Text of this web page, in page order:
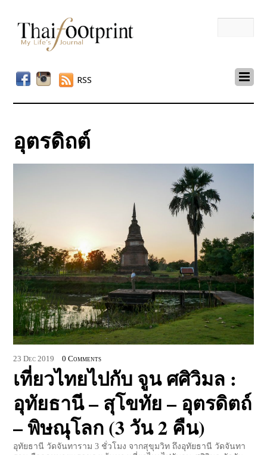
RSS
อุตรดิถต์
23 Dec 2019 0 Comments
เที่ยวไทยไปกับ จูน ศศิวิมล :
อุทัยธานี – สุโขทัย – อุตรดิตถ์
– พิษณุโลก (3 วัน 2 คืน)
อุทัยธานี วัดจันทาราม 3 ชั่วโมง จากสุขุมวิท ถึงอุทัยธานี วัดจันทา